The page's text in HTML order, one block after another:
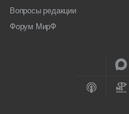
Вопросы редакции
Форум МирФ